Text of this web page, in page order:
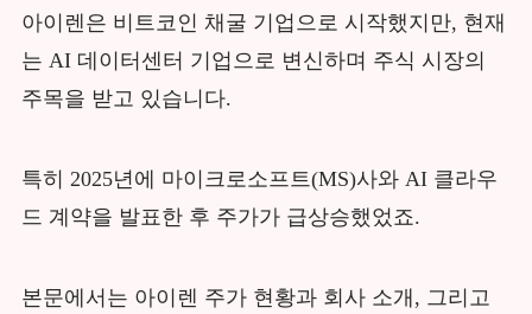
아이렌은 비트코인 채굴 기업으로 시작했지만, 현재
는 AI 데이터센터 기업으로 변신하며 주식 시장의
주목을 받고 있습니다.
특히 2025년에 마이크로소프트(MS)사와 AI 클라우
드 계약을 발표한 후 주가가 급상승했었죠.
본문에서는 아이렌 주가 현황과 회사 소개, 그리고